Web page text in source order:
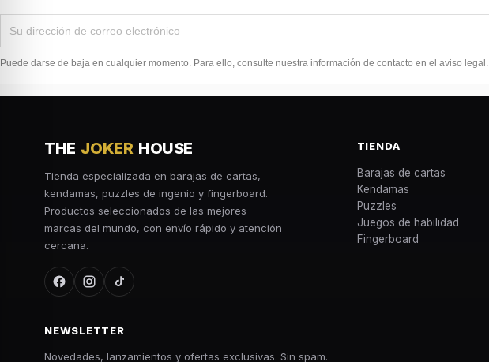
Puede darse de baja en cualquier momento. Para ello, consulte nuestra información de contacto en el aviso legal.
THE JOKER HOUSE
Tienda especializada en barajas de cartas,
kendamas, puzzles de ingenio y fingerboard.
Productos seleccionados de las mejores
marcas del mundo, con envío rápido y atención
cercana.
TIENDA
Barajas de cartas
Kendamas
Puzzles
Juegos de habilidad
Fingerboard
NEWSLETTER
Novedades, lanzamientos y ofertas exclusivas. Sin spam.